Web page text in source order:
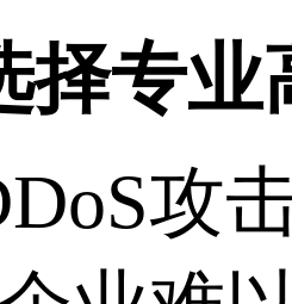
择专业
攻